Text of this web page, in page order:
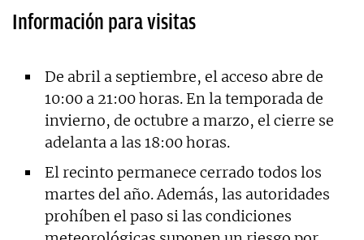
Información para visitas
De abril a septiembre, el acceso abre de
10:00 a 21:00 horas. En la temporada de
invierno, de octubre a marzo, el cierre se
adelanta a las 18:00 horas.
El recinto permanece cerrado todos los
martes del año. Además, las autoridades
prohíben el paso si las condiciones